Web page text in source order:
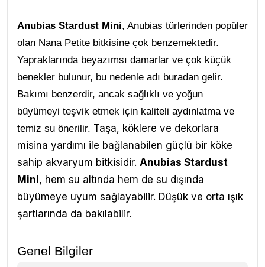
Anubias Stardust Mini, Anubias türlerinden popüler
olan Nana Petite bitkisine çok benzemektedir.
Yapraklarında beyazımsı damarlar ve çok küçük
benekler bulunur, bu nedenle adı buradan gelir.
Bakımı benzerdir, ancak sağlıklı ve yoğun
büyümeyi teşvik etmek için kaliteli aydınlatma ve
temiz su önerilir. Taşa, köklere ve dekorlara
misina yardımı ile bağlanabilen güçlü bir köke
sahip akvaryum bitkisidir. Anubias Stardust
Mini, hem su altında hem de su dışında
büyümeye uyum sağlayabilir. Düşük ve orta ışık
şartlarında da bakılabilir.
Genel Bilgiler